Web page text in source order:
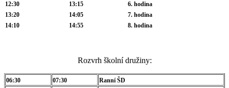
12:30
13:15
6. hodina
13:20
14:05
7. hodina
14:10
14:55 8. hodina
Rozvrh školní družiny:
06:30 07:30
Ranní ŠD